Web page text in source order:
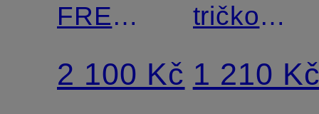
FRENASA
s 3/4
rukávy
2 100 Kč
tričko
SOKIRA
1 210